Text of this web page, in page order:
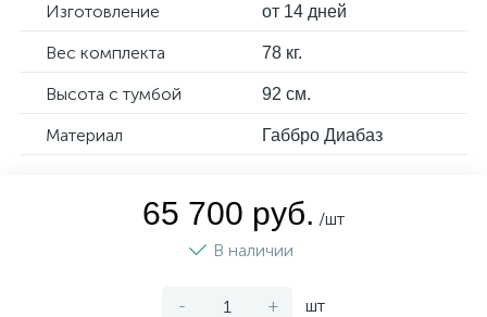
Изготовление от 14 дней
Вес комплекта 78 кг.
Высота с тумбой 92 см.
Материал Габбро Диабаз
65 700 руб. /шт
В наличии
- + шт